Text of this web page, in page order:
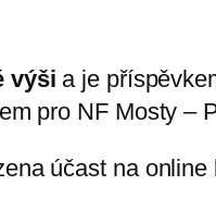
výši a je
pro NF Mosty –
účast na online